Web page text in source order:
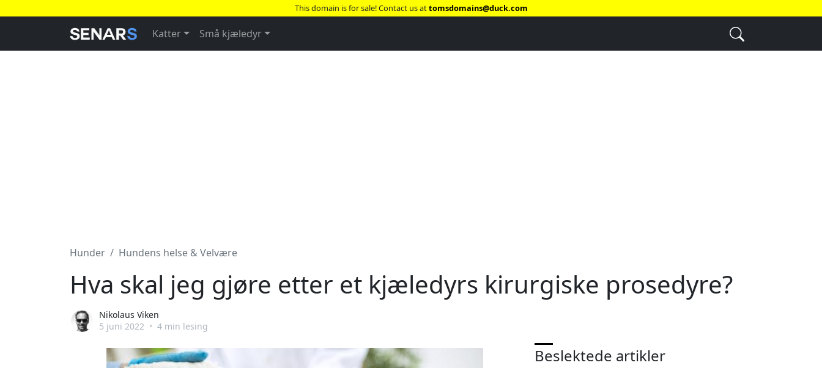
This domain is for sale! Contact us attomsdomains@duck.com
Katter Små kjæledyr
Hunder Hundens helse & Velvære
Hva skal jeg gjøre etter et kjæledyrs kirurgiske prosedyre?
Nikolaus Viken
5 juni 2022 • 4 min lesing
Beslektede artikler